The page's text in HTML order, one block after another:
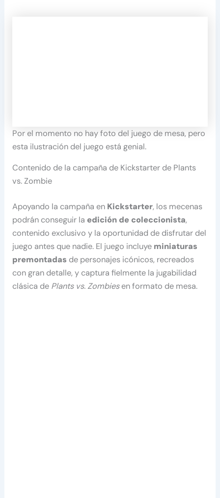
Por el momento no hay foto del juego de mesa, pero
esta ilustración del juego está genial.
Contenido de la campaña de Kickstarter de Plants
vs. Zombie
Apoyando la campaña en Kickstarter, los mecenas
podrán conseguir la edición de coleccionista,
contenido exclusivo y la oportunidad de disfrutar del
juego antes que nadie. El juego incluye miniaturas
premontadas de personajes icónicos, recreados
con gran detalle, y captura fielmente la jugabilidad
clásica de Plants vs. Zombiesen formato de mesa.